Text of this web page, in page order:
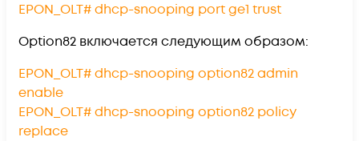
EPON_OLT# dhcp-snooping port ge1 trust
Option82 включается следующим образом:
EPON_OLT# dhcp-snooping option82 admin
enable
EPON_OLT# dhcp-snooping option82 policy
replace